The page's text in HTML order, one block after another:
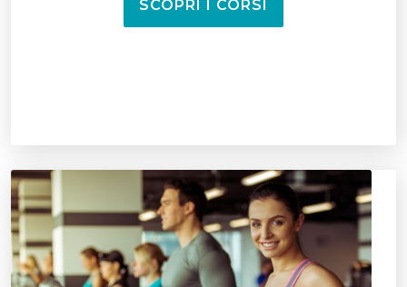
SCOPRI I CORSI